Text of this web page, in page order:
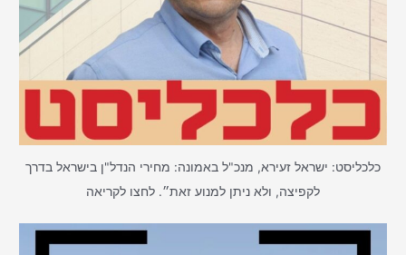
כלכליסט: ישראל זעירא, מנכ"ל באמונה: מחירי הנדל"ן בישראל בדרך
לקפיצה, ולא ניתן למנוע זאת״. לחצו לקריאה